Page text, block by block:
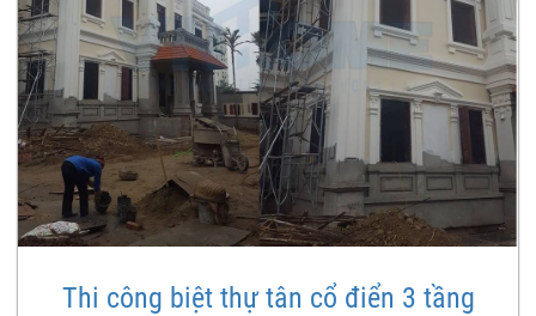
Thi công biệt thự tân cổ điển 3 tầng